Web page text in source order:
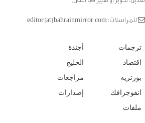
للمراسلات: editor [at] bahrainmirror.com
ترجمات
اقتصاد
بورتريه
انفوجرافك
ملفات
أجندة
الخليج
مراجعات
إصدارات